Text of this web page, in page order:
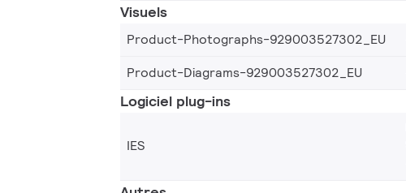
Visuels
Product-Photographs-929003527302_EU
Product-Diagrams-929003527302_EU
Logiciel plug-ins
IES